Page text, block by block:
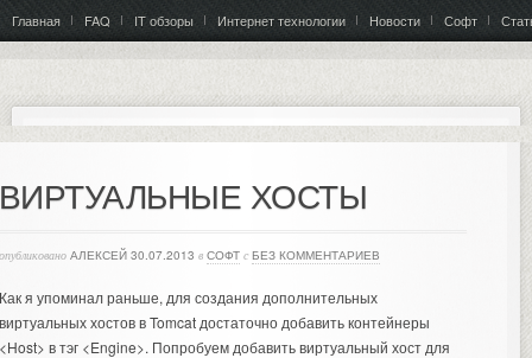
Главная FAQ IT обзоры Интернет технологии Новости Софт
ХОСТЫ
АЛЕКСЕЙ 30.07.2013 в СОФТ с БЕЗ КОММЕНТАРИЕВ
я упоминал раньше, для создания дополнительных
хостов в Tomcat достаточно добавить контейнеры
в тэг <Engine>. Попробуем добавить виртуальный хост для